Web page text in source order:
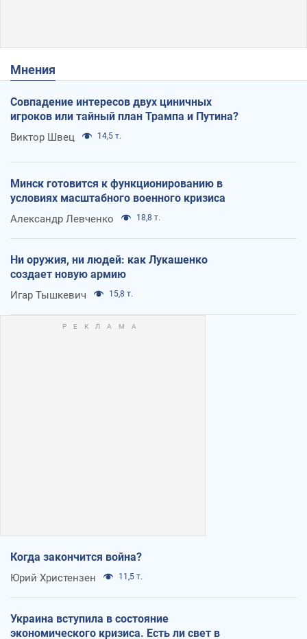
Мнения
Совпадение интересов двух циничных
игроков или тайный план Трампа и Путина?
Виктор Швец 14,5 т.
Минск готовится к функционированию в
условиях масштабного военного кризиса
Александр Левченко 18,8 т.
Ни оружия, ни людей: как Лукашенко
создает новую армию
Игар Тышкевич 15,8 т.
Когда закончится война?
Юрий Христензен 11,5 т.
Украина вступила в состояние
экономического кризиса. Есть ли свет в